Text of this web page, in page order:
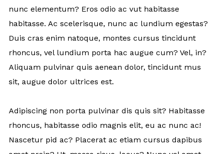
nunc elementum? Eros odio ac vut habitasse
habitasse. Ac scelerisque, nunc ac lundium egestas?
Duis cras enim natoque, montes cursus tincidunt
rhoncus, vel lundium porta hac augue cum? Vel, in?
Aliquam pulvinar quis aenean dolor, tincidunt mus
sit, augue dolor ultrices est.
Adipiscing non porta pulvinar dis quis sit? Habitasse
rhoncus, habitasse odio magnis elit, eu ac nunc ac!
Nascetur pid ac? Placerat ac etiam cursus dapibus